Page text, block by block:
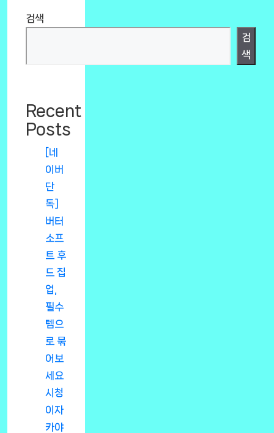
검색
검
색
Recent
Posts
[네
이버
단
독]
버터
소프
트 후
드 집
업,
필수
템으
로 묶
어보
세요
시청
이자
카야